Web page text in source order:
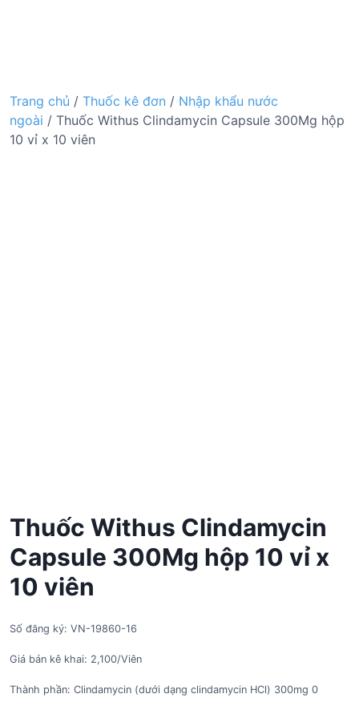
Trang chủ / Thuốc kê đơn / Nhập khẩu nước
ngoài / Thuốc Withus Clindamycin Capsule 300Mg hộp
10 vỉ x 10 viên
Thuốc Withus Clindamycin
Capsule 300Mg hộp 10 vỉ x
10 viên
Số đăng ký: VN-19860-16
Giá bán kê khai: 2,100/Viên
Thành phần: Clindamycin (dưới dạng clindamycin HCl) 300mg 0